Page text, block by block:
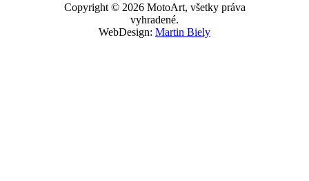
Copyright © 2026 MotoArt, všetky práva
vyhradené.
WebDesign: Martin Biely